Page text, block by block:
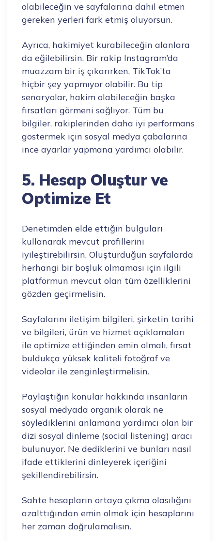
olabileceğin ve sayfalarına dahil etmen
gereken yerleri fark etmiş oluyorsun.
Ayrıca, hakimiyet kurabileceğin alanlara
da eğilebilirsin. Bir rakip Instagram’da
muazzam bir iş çıkarırken, TikTok’ta
hiçbir şey yapmıyor olabilir. Bu tip
senaryolar, hakim olabileceğin başka
fırsatları görmeni sağlıyor. Tüm bu
bilgiler, rakiplerinden daha iyi performans
göstermek için sosyal medya çabalarına
ince ayarlar yapmana yardımcı olabilir.
5. Hesap Oluştur ve
Optimize Et
Denetimden elde ettiğin bulguları
kullanarak mevcut profillerini
iyileştirebilirsin. Oluşturduğun sayfalarda
herhangi bir boşluk olmaması için ilgili
platformun mevcut olan tüm özelliklerini
gözden geçirmelisin.
Sayfalarını iletişim bilgileri, şirketin tarihi
ve bilgileri, ürün ve hizmet açıklamaları
ile optimize ettiğinden emin olmalı, fırsat
buldukça yüksek kaliteli fotoğraf ve
videolar ile zenginleştirmelisin.
Paylaştığın konular hakkında insanların
sosyal medyada organik olarak ne
söylediklerini anlamana yardımcı olan bir
dizi sosyal dinleme (social listening) aracı
bulunuyor. Ne dediklerini ve bunları nasıl
ifade ettiklerini dinleyerek içeriğini
şekillendirebilirsin.
Sahte hesapların ortaya çıkma olasılığını
azalttığından emin olmak için hesaplarını
her zaman doğrulamalısın.